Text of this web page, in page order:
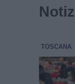
TOSCANA